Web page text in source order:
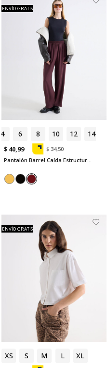
4 6 8 10 12 14
ENVÍO GRATIS
$ 40,99
$ 34,50
Pantalón Barrel Caída Estructurada
XS S M L XL
ENVÍO GRATIS